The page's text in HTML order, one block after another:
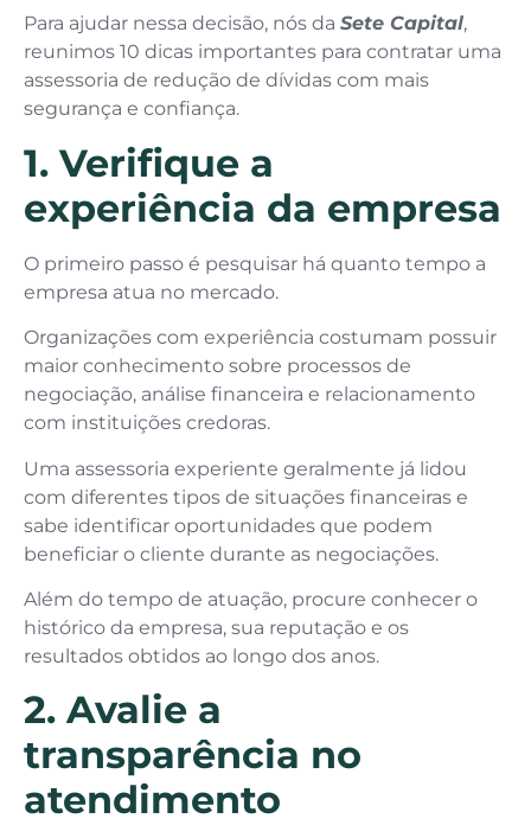
Para ajudar nessa decisão, nós da Sete Capital,
reunimos 10 dicas importantes para contratar uma
assessoria de redução de dívidas com mais
segurança e confiança.
1. Verifique a
experiência da empresa
O primeiro passo é pesquisar há quanto tempo a
empresa atua no mercado.
Organizações com experiência costumam possuir
maior conhecimento sobre processos de
negociação, análise financeira e relacionamento
com instituições credoras.
Uma assessoria experiente geralmente já lidou
com diferentes tipos de situações financeiras e
sabe identificar oportunidades que podem
beneficiar o cliente durante as negociações.
Além do tempo de atuação, procure conhecer o
histórico da empresa, sua reputação e os
resultados obtidos ao longo dos anos.
2. Avalie a
transparência no
atendimento